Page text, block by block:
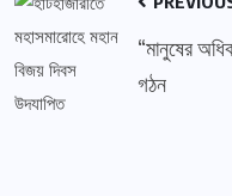
“মানুষের
গঠন